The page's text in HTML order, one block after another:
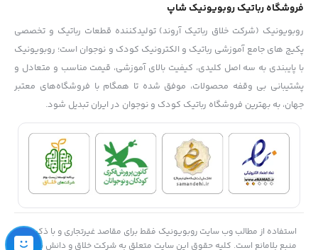
فروشگاه رباتیک روبویونیک شاپ
روبویونیک (شرکت خلاق رباتیک آروند) تولیدکننده قطعات رباتیک و تخصصی
پکیج های جامع آموزشی رباتیک و الکترونیک کودک و نوجوان است؛ روبویونیک
با پایبندی به سه اصل کلیدی، کیفیت بالای آموزشی، قیمت مناسب و متعادل و
پشتیبانی بی وقفه محصولات، موفق شده تا همگام با فروشگاه‌های معتبر
جهان، به بهترین فروشگاه رباتیک کودک و نوجوان در ایران تبدیل شود.
استفاده از مطالب وب سایت روبویونیک فقط برای مقاصد غیرتجاری و با ذکر
منبع بلامانع است. کلیه حقوق این سایت متعلق به شرکت خلاق و دانش بنیاد